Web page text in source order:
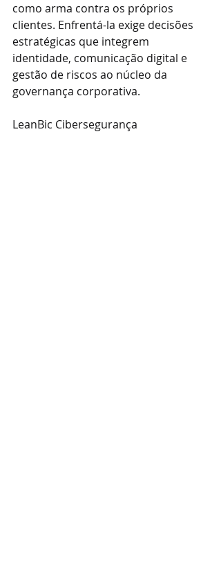
como arma contra os próprios
clientes. Enfrentá-la exige decisões
estratégicas que integrem
identidade, comunicação digital e
gestão de riscos ao núcleo da
governança corporativa.
LeanBic Cibersegurança